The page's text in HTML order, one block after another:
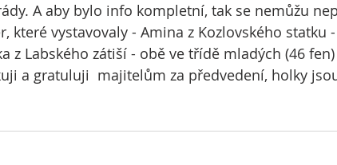
A aby bylo info kompletní, tak se nemůžu
které vystavovaly - Amina z Kozlovského statku
z Labského zátiší - obě ve třídě mladých (46
a gratuluji  majitelům za předvedení, holky